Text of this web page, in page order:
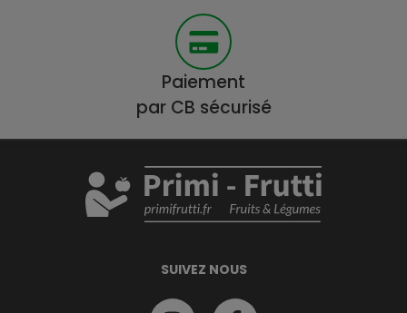
Paiement
par CB sécurisé
SUIVEZ NOUS